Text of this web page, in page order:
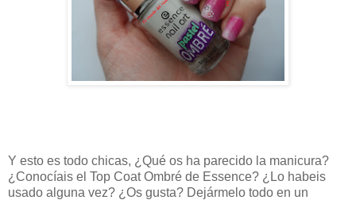
Y esto es todo chicas, ¿Qué os ha parecido la manicura?
¿Conocíais el Top Coat Ombré de Essence? ¿Lo habeis
usado alguna vez? ¿Os gusta? Dejármelo todo en un